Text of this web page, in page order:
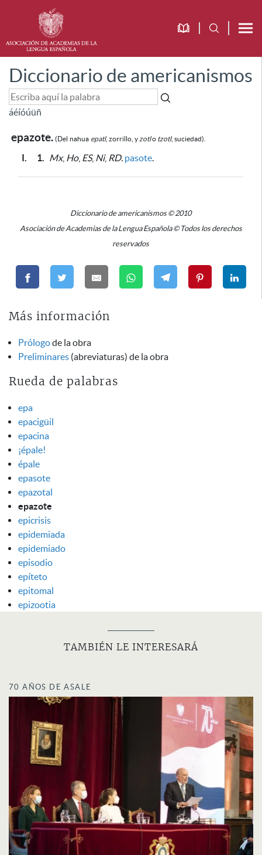
Diccionario de americanismos
áéíóúüñ
epazote. (Del nahua epatl, zorrillo, y zotlo tzotl, suciedad).
I. 1. Mx, Ho, ES, Ni, RD. pasote.
Diccionario de americanismos © 2010
Asociación de Academias de la Lengua Española © Todos los derechos
reservados
Más información
Prólogode la obra
Preliminares (abreviaturas) de la obra
Rueda de palabras
epa
epacigüil
epacina
¡épale!
épale
epasote
epazotal
epazote
epicrisis
epidemiada
epidemiado
episodio
epíteto
epitomal
epizootia
TAMBIÉN LE INTERESARÁ
70 AÑOS DE ASALE